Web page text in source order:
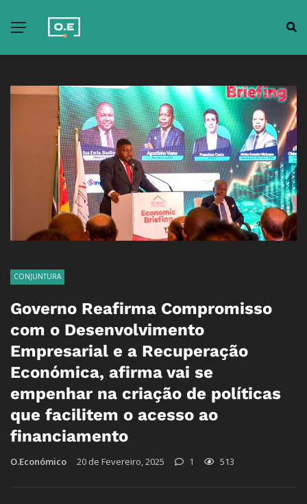
CONJUNTURA
Governo Reafirma Compromisso
com o Desenvolvimento
Empresarial e a Recuperação
Económica, afirma vai se
empenhar na criação de políticas
que facilitem o acesso ao
financiamento
O.Económico 20 de Fevereiro, 2025 1 513